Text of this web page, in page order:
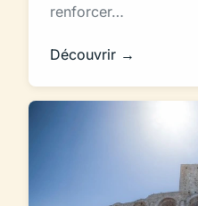
renforcer…
Découvrir →